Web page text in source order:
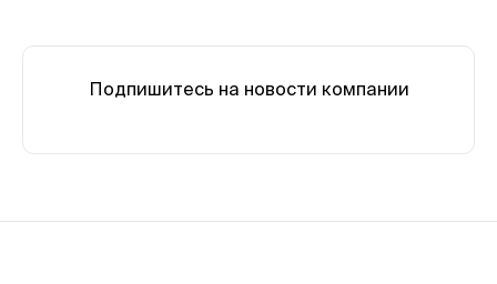
Подпишитесь на новости компании